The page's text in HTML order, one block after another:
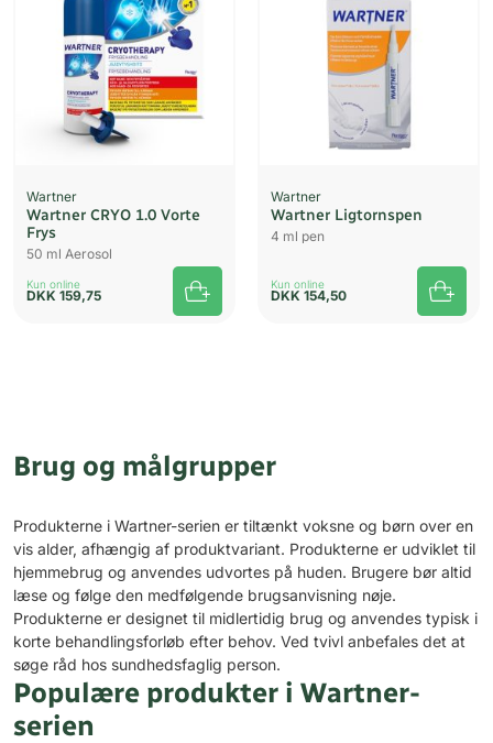
Wartner
Wartner CRYO 1.0 Vorte
Frys
50 ml Aerosol
Kun online
DKK 159,75
Wartner
Wartner Ligtornspen
4 ml pen
Kun online
DKK 154,50
Brug og målgrupper
Produkterne i Wartner-serien er tiltænkt voksne og børn over en
vis alder, afhængig af produktvariant. Produkterne er udviklet til
hjemmebrug og anvendes udvortes på huden. Brugere bør altid
læse og følge den medfølgende brugsanvisning nøje.
Produkterne er designet til midlertidig brug og anvendes typisk i
korte behandlingsforløb efter behov. Ved tvivl anbefales det at
søge råd hos sundhedsfaglig person.
Populære produkter i Wartner-
serien